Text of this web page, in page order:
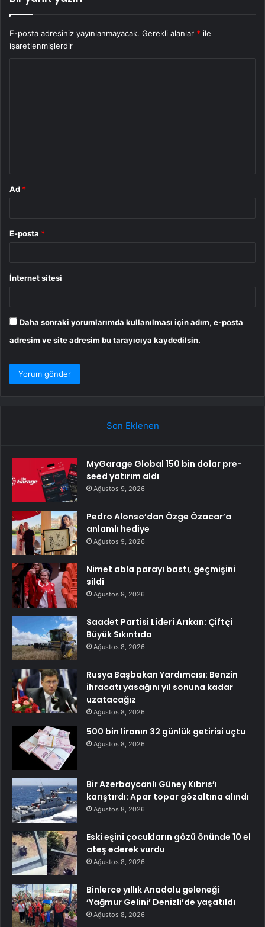
E-posta adresiniz yayınlanmayacak. Gerekli alanlar * ile
işaretlenmişlerdir
Ad *
E-posta *
İnternet sitesi
Daha sonraki yorumlarımda kullanılması için adım, e-posta
adresim ve site adresim bu tarayıcıya kaydedilsin.
Son Eklenen
MyGarage Global 150 bin dolar pre-
seed yatırım aldı
Ağustos 9, 2026
Pedro Alonso’dan Özge Özacar’a
anlamlı hediye
Ağustos 9, 2026
Nimet abla parayı bastı, geçmişini
sildi
Ağustos 9, 2026
Saadet Partisi Lideri Arıkan: Çiftçi
Büyük Sıkıntıda
Ağustos 8, 2026
Rusya Başbakan Yardımcısı: Benzin
ihracatı yasağını yıl sonuna kadar
uzatacağız
Ağustos 8, 2026
500 bin liranın 32 günlük getirisi uçtu
Ağustos 8, 2026
Bir Azerbaycanlı Güney Kıbrıs’ı
karıştırdı: Apar topar gözaltına alındı
Ağustos 8, 2026
Eski eşini çocukların gözü önünde 10 el
ateş ederek vurdu
Ağustos 8, 2026
Binlerce yıllık Anadolu geleneği
‘Yağmur Gelini’ Denizli’de yaşatıldı
Ağustos 8, 2026